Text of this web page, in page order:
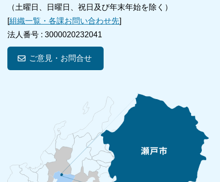
（土曜日、日曜日、祝日及び年末年始を除く）
[組織一覧・各課お問い合わせ先]
法人番号 : 3000020232041
ご意見・お問合せ